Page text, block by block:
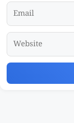
Email
Website